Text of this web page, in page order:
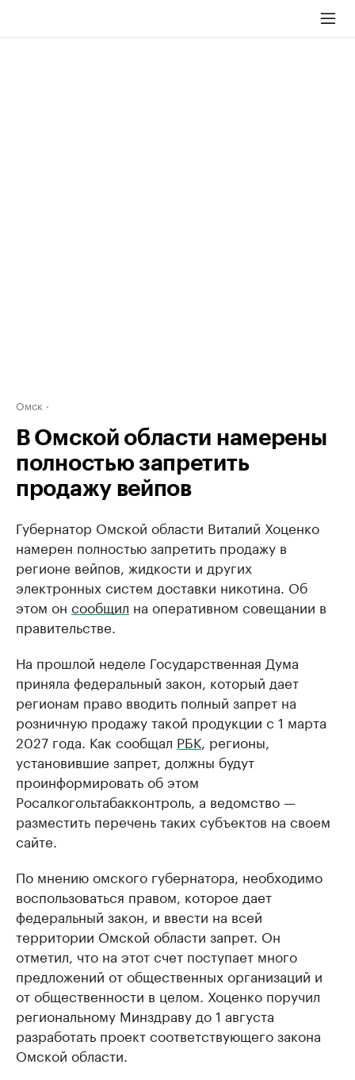
Омск
В Омской области намерены
полностью запретить
продажу вейпов
Губернатор Омской области Виталий Хоценко
намерен полностью запретить продажу в
регионе вейпов, жидкости и других
электронных систем доставки никотина. Об
этом он сообщил на оперативном совещании в
правительстве.
На прошлой неделе Государственная Дума
приняла федеральный закон, который дает
регионам право вводить полный запрет на
розничную продажу такой продукции с 1 марта
2027 года. Как сообщал РБК , регионы,
установившие запрет, должны будут
проинформировать об этом
Росалкогольтабакконтроль, а ведомство —
разместить перечень таких субъектов на своем
сайте.
По мнению омского губернатора, необходимо
воспользоваться правом, которое дает
федеральный закон, и ввести на всей
территории Омской области запрет. Он
отметил, что на этот счет поступает много
предложений от общественных организаций и
от общественности в целом. Хоценко поручил
региональному Минздраву до 1 августа
разработать проект соответствующего закона
Омской области.